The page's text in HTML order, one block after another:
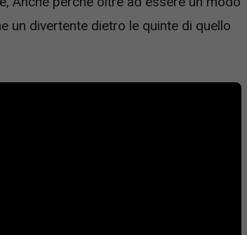
un divertente dietro le quinte di quello